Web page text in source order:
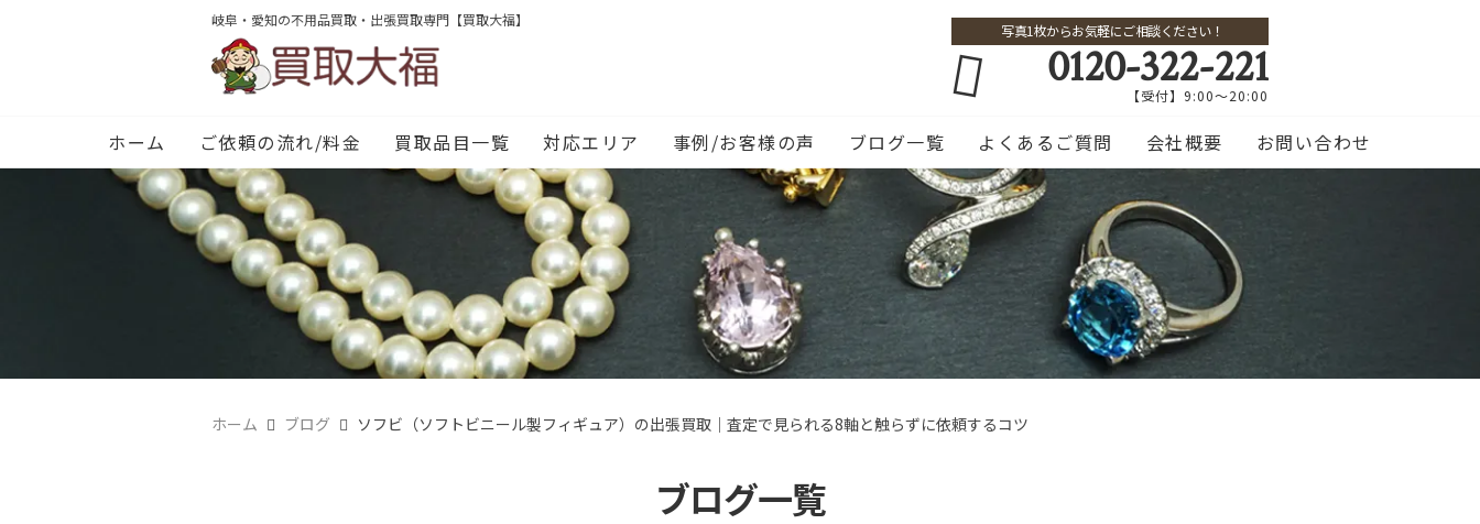
岐阜・愛知の不用品買取・出張買取専門【買取大福】
写真1枚からお気軽にご相談ください！
0120-322-221
【受付】9:00～20:00
ホーム ご依頼の流れ/料金 買取品目一覧 対応エリア 事例/お客様の声 ブログ一覧 よくあるご質問 会社概要 お問い合わせ
ホーム ブログ ソフビ（ソフトビニール製フィギュア）の出張買取｜査定で見られる8軸と触らずに依頼するコツ
ブログ一覧